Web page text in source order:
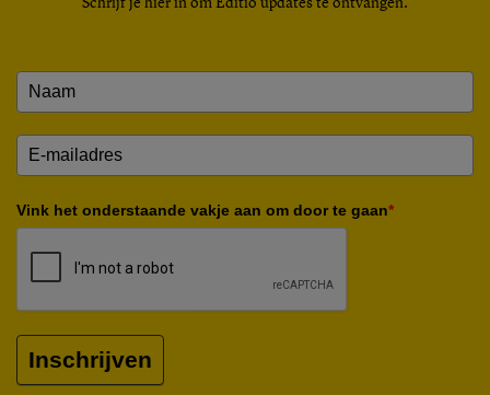
Schrijf je hier in om Editio updates te ontvangen.
Vink het onderstaande vakje aan om door te gaan*
Inschrijven